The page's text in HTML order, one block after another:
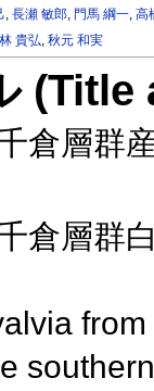
,長瀬 敏郎, 門馬 綱一,高
貴弘,秋元 和実
倉層群
倉層群